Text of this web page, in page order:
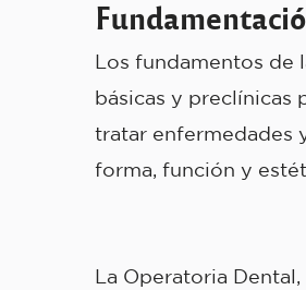
Los fundamentos de
básicas y preclínicas
tratar enfermedades
forma, función y
La Operatoria